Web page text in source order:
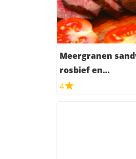
Meergranen
rosbief en
4